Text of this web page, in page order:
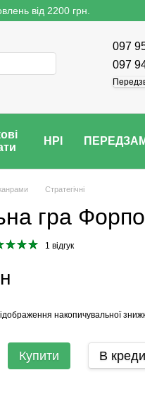
від 2200 грн.
097
097
НРІ
Стратегічні
гра
1 відгук
накопичувальної
Купити В